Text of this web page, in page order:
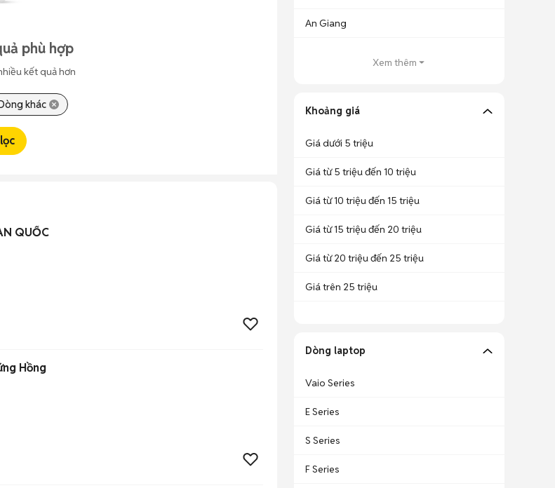
phù hợp
kết quả hơn
khác
QUỐC
Hồng
An Giang
Xem thêm
Khoảng giá
Giá dưới 5 triệu
Giá từ 5 triệu đến 10 triệu
Giá từ 10 triệu đến 15 triệu
Giá từ 15 triệu đến 20 triệu
Giá từ 20 triệu đến 25 triệu
Giá trên 25 triệu
Dòng laptop
Vaio Series
E Series
S Series
F Series